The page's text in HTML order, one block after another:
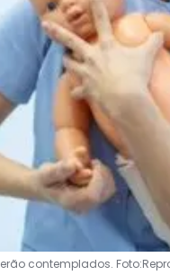
contemplados.